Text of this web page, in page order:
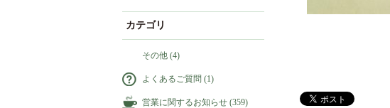
カテゴリ
その他 (4)
よくあるご質問 (1)
営業に関するお知らせ (359)